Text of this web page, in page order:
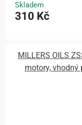
Skladem
310 Kč
MILLERS OILS
motory, vhodný